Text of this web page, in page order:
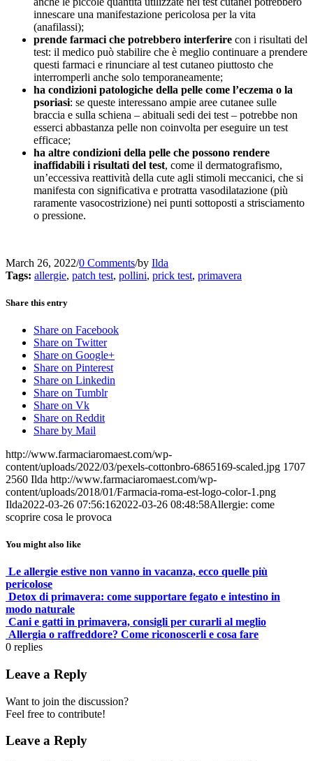
innescare una manifestazione pericolosa per la vita
(anafilassi);
prende farmaci che potrebbero interferire con i risultati del
test: il medico può stabilire che è meglio continuare a prendere
questi farmaci e rinunciare al test cutaneo piuttosto che
interromperli anche solo temporaneamente;
ha condizioni patologiche della pelle come l’eczema o la
psoriasi: se queste interessano ampie aree cutanee sulle
braccia e sulla schiena – abituali sedi dei test – potrebbe non
esserci abbastanza pelle non coinvolta per eseguire un test
efficace;
ha altre condizioni della pelle che possono rendere
inaffidabili i risultati del test, come il dermatografismo,
un’eccessiva reattività della cute agli stimoli meccanici, che si
manifesta con significativa e protratta vasodilatazione (più
raramente vasocostrizione) nei punti sottoposti a strisciamento
o pressione.
March 26, 2022/0 Comments/by Ilda
Tags: allergie, patch test, pollini, prick test, primavera
Share this entry
Share on Facebook
Share on Twitter
Share on Google+
Share on Pinterest
Share on Linkedin
Share on Tumblr
Share on Vk
Share on Reddit
Share by Mail
http://www.farmaciaromaest.com/wp-
content/uploads/2022/03/pexels-cottonbro-6865169-scaled.jpg 1707
2560 Ilda http://www.farmaciaromaest.com/wp-
content/uploads/2018/01/Farmacia-roma-est-logo-color-1.png
Ilda2022-03-26 07:56:162022-03-26 08:48:58Allergie: come
scoprire cosa le provoca
You might also like
Le allergie estive non vanno in vacanza, ecco quelle più
pericolose
Detox di primavera: come supportare fegato e intestino in
modo naturale
Cani e gatti in primavera, consigli per curarli al meglio
Allergia o raffreddore? Come riconoscerli e cosa fare
0 replies
Leave a Reply
Want to join the discussion?
Feel free to contribute!
Leave a Reply